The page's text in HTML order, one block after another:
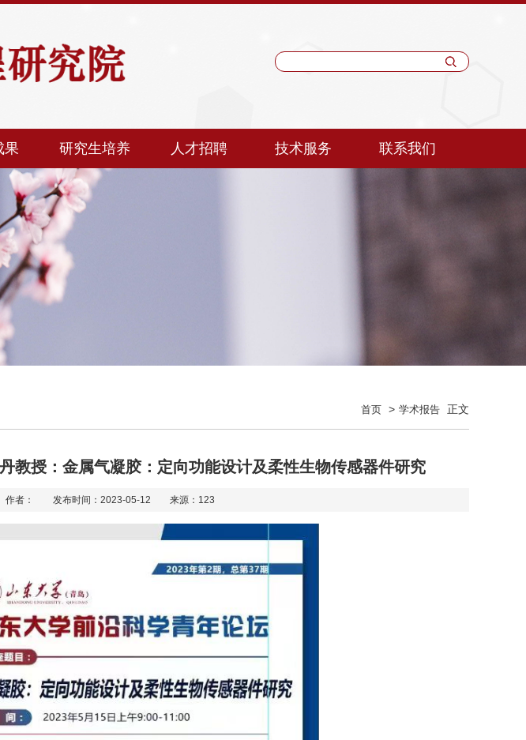
果 研究生培养 人才招聘 技术服务 联系我们
首页 > 学术报告 正文
教授：金属气凝胶：定向功能设计及柔性生物传感器件研究
作者： 发布时间：2023-05-12 来源： 123